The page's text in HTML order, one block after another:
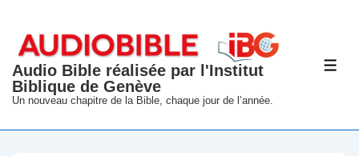
passer
contenu
principal
Audio Bible réalisée par l'Institut
Biblique de Genève
Un nouveau chapitre de la Bible, chaque jour de l’année.